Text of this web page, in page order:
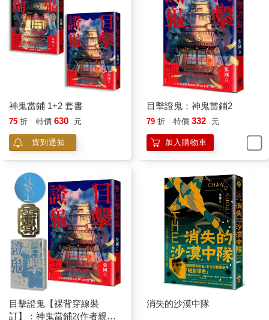
神鬼當鋪 1+2 套書
75 折 特價 630 元
貨到通知
目擊證鬼：神鬼當鋪2
79 折 特價 332 元
加入購物車
目擊證鬼【裸背穿線裝
訂】：神鬼當鋪2(作者親簽
消失的沙漠中隊